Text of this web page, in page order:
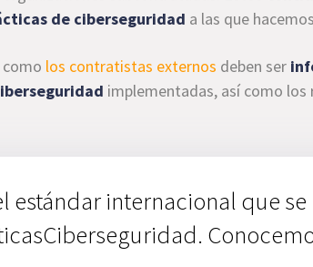
de ciberseguridad a las que
los contratistas externos deben ser
implementadas, así como
estándar internacional que